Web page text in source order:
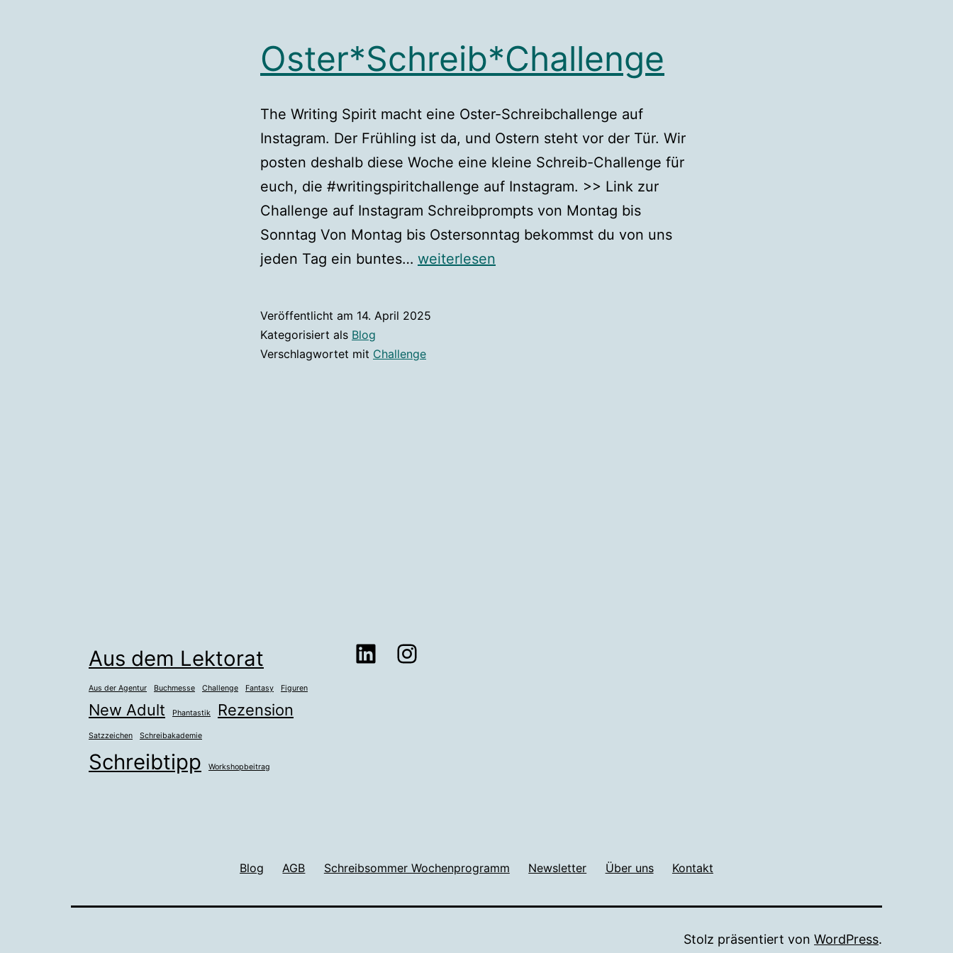
Oster*Schreib*Challenge
The Writing Spirit macht eine Oster-Schreibchallenge auf
Instagram. Der Frühling ist da, und Ostern steht vor der Tür. Wir
posten deshalb diese Woche eine kleine Schreib-Challenge für
euch, die #writingspiritchallenge auf Instagram. >> Link zur
Challenge auf Instagram Schreibprompts von Montag bis
Sonntag Von Montag bis Ostersonntag bekommst du von uns
jeden Tag ein buntes… Oster*Schreib*Challenge
weiterlesen
Veröffentlicht am 14. April 2025
Kategorisiert als Blog
Verschlagwortet mit Challenge
Aus dem Lektorat
Aus der Agentur Buchmesse Challenge Fantasy Figuren
New Adult Phantastik Rezension
Satzzeichen Schreibakademie
Schreibtipp Workshopbeitrag
LinkedInInstagram
Blog AGB Schreibsommer Wochenprogramm Newsletter Über uns Kontakt
Stolz präsentiert von WordPress.